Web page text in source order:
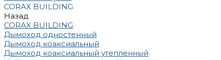
CORAX BUILDING
Назад
CORAX BUILDING
Дымоход одностенный
Дымоход коаксиальный
Дымоход коаксиальный утепленный